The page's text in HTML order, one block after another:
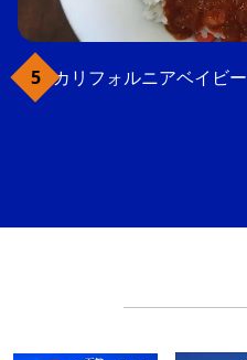
カリフォルニアベイビー